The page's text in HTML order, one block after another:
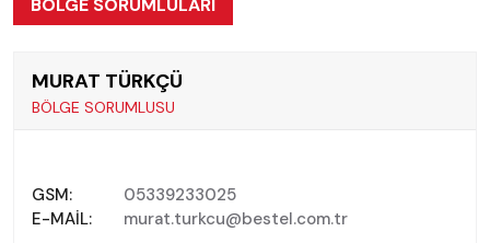
BÖLGE SORUMLULARI
MURAT TÜRKÇÜ
BÖLGE SORUMLUSU
GSM:
05339233025
E-MAIL:
murat.turkcu@bestel.com.tr